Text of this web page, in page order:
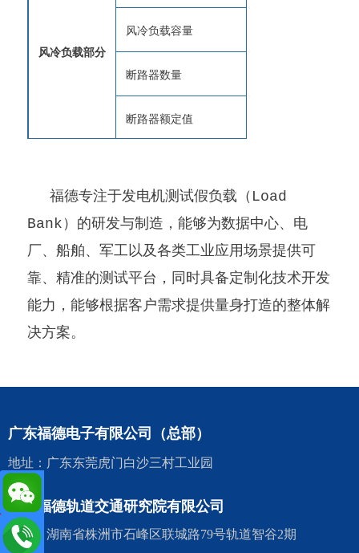
风冷负载部分
风冷负载容量
断路器数量
断路器额定值
福德专注于发电机测试假负载（Load
Bank）的研发与制造，能够为数据中心、电
厂、船舶、军工以及各类工业应用场景提供可
靠、精准的测试平台，同时具备定制化技术开发
能力，能够根据客户需求提供量身打造的整体解
决方案。
广东福德电子有限公司（总部）
地址：广东东莞虎门白沙三村工业园
株洲福德轨道交通研究院有限公司
地址：湖南省株洲市石峰区联城路79号轨道智谷2期